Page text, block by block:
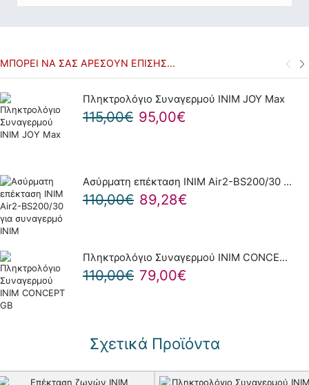
ΜΠΟΡΕΊ ΝΑ ΣΑΣ ΑΡΈΣΟΥΝ ΕΠΊΣΗΣ...
Πληκτρολόγιο Συναγερμού INIM JOY Max
115,00€ 95,00€
Ασύρματη επέκταση INIM Air2-BS200/30 για συναγερμό INIM
110,00€ 89,28€
Πληκτρολόγιο Συναγερμού INIM CONCEPT GB
110,00€ 79,00€
Σχετικά Προϊόντα